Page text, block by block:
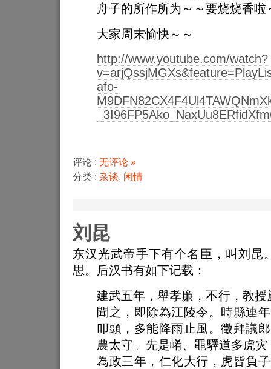
舟子的所作所为～～要烧烧香啦
大家周末愉快～～
http://www.youtube.com/watch?
afo-
评论 : 无评论 »
分类 : 杂谈, 闲情
刘昆
东汉光武帝手下有个名臣，叫刘昆
思。后汉书有如下记载：
建武五年，舉孝廉，不行，教授
聞之，即除為江陵令。時縣連
叩頭，多能降雨止風。徵拜議
農太守。先是崤、黽驛道多虎
為政三年，仁化大行，虎皆負